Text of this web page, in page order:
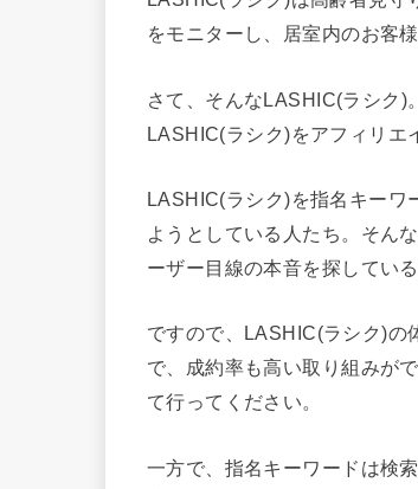
をモニターし、居室内のお客
さて、そんなLASHIC(ラシク)
LASHIC(ラシク)をアフィリエ
LASHIC(ラシク)を指名キーワ
ようとしている人たち。そん
ーザー目線の本音を探している
ですので、LASHIC(ラシク)の
で、成約率も高い取り組みが
て行ってください。
一方で、指名キーワードは検